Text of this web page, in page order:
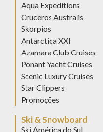
Aqua Expeditions
Cruceros Australis
Skorpios
Antarctica XXI
Azamara Club Cruises
Ponant Yacht Cruises
Scenic Luxury Cruises
Star Clippers
Promoções
Ski & Snowboard
Ski América do Sul